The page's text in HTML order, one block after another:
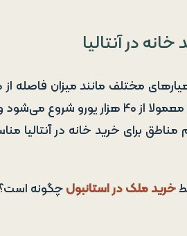
در آنتالیا
مختلف مانند میزان فاصله
طور کلی قیمت آپارتمان در آنتالیا
مناطق برای خرید خانه در
خرید ملک در استانبولچگونه است؟